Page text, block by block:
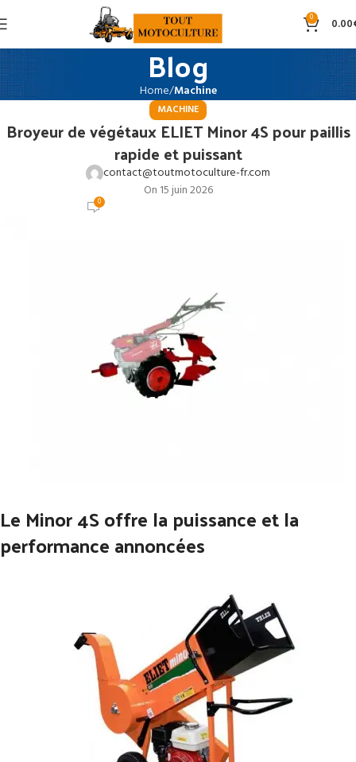
0 0.00
Blog
Home Machine
MACHINE
Broyeur de végétaux ELIET Minor 4S pour paillis
rapide et puissant
contact@toutmotoculture-fr.com
On 15 juin 2026
0
Le Minor 4S offre la puissance et la
performance annoncées